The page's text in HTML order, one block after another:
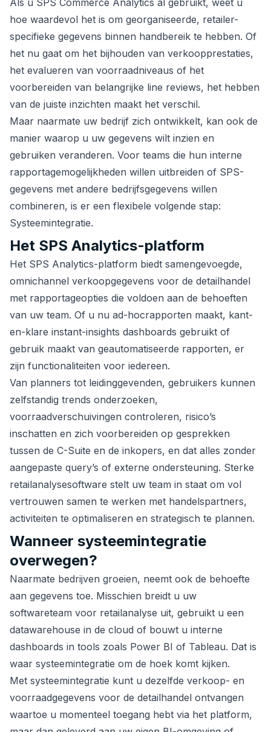
Als u SPS Commerce Analytics al gebruikt, weet u
hoe waardevol het is om georganiseerde, retailer-
specifieke gegevens binnen handbereik te hebben. Of
het nu gaat om het bijhouden van verkoopprestaties,
het evalueren van voorraadniveaus of het
voorbereiden van belangrijke line reviews, het hebben
van de juiste inzichten maakt het verschil.
Maar naarmate uw bedrijf zich ontwikkelt, kan ook de
manier waarop u uw gegevens wilt inzien en
gebruiken veranderen. Voor teams die hun interne
rapportagemogelijkheden willen uitbreiden of SPS-
gegevens met andere bedrijfsgegevens willen
combineren, is er een flexibele volgende stap:
Systeemintegratie.
Het SPS Analytics-platform
Het SPS Analytics-platform biedt samengevoegde,
omnichannel verkoopgegevens voor de detailhandel
met rapportageopties die voldoen aan de behoeften
van uw team. Of u nu ad-hocrapporten maakt, kant-
en-klare instant-insights dashboards gebruikt of
gebruik maakt van geautomatiseerde rapporten, er
zijn functionaliteiten voor iedereen.
Van planners tot leidinggevenden, gebruikers kunnen
zelfstandig trends onderzoeken,
voorraadverschuivingen controleren, risico’s
inschatten en zich voorbereiden op gesprekken
tussen de C-Suite en de inkopers, en dat alles zonder
aangepaste query’s of externe ondersteuning. Sterke
retailanalysesoftware stelt uw team in staat om vol
vertrouwen samen te werken met handelspartners,
activiteiten te optimaliseren en strategisch te plannen.
Wanneer systeemintegratie
overwegen?
Naarmate bedrijven groeien, neemt ook de behoefte
aan gegevens toe. Misschien breidt u uw
softwareteam voor retailanalyse uit, gebruikt u een
datawarehouse in de cloud of bouwt u interne
dashboards in tools zoals Power BI of Tableau. Dat is
waar systeemintegratie om de hoek komt kijken.
Met systeemintegratie kunt u dezelfde verkoop- en
voorraadgegevens voor de detailhandel ontvangen
waartoe u momenteel toegang hebt via het platform,